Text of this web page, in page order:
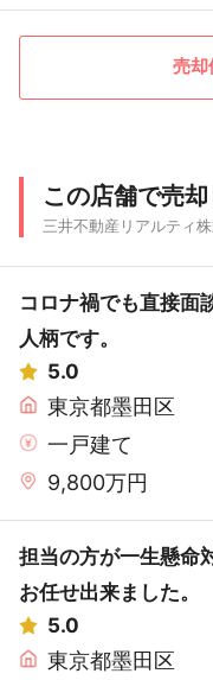
売却
この店舗で売
三井不動産リアルティ
コロナ禍でも直接面
人柄です。
5.0
東京都墨田区
一戸建て
9,800万円
担当の方が一生懸命
お任せ出来ました。
5.0
東京都墨田区